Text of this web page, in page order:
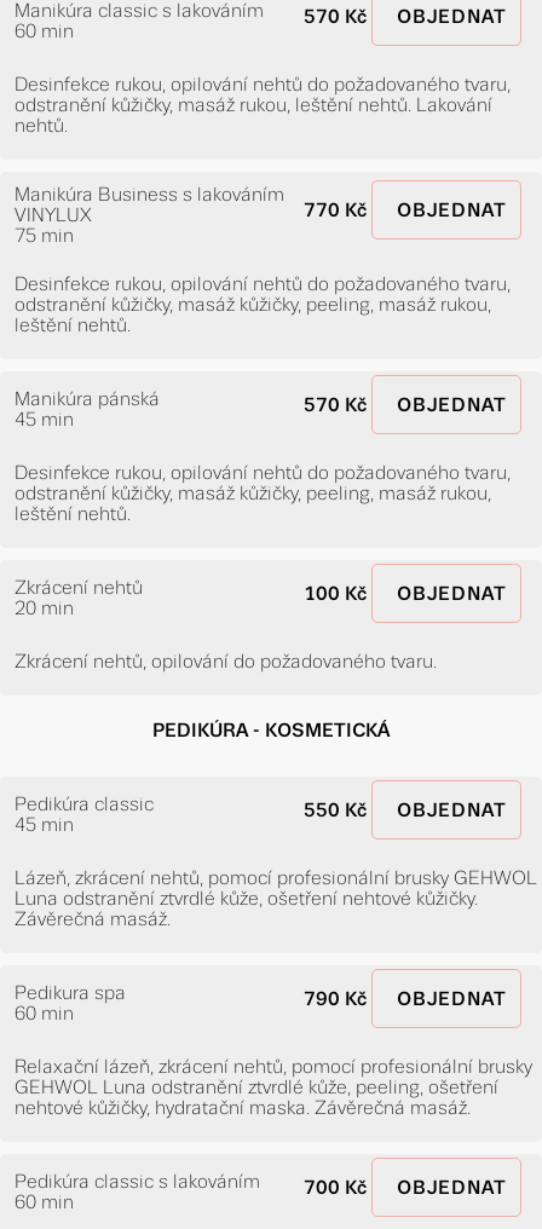
Manikúra classic s lakováním
60 min
570 Kč OBJEDNAT
Desinfekce rukou, opilování nehtů do požadovaného tvaru,
odstranění kůžičky, masáž rukou, leštění nehtů. Lakování
nehtů.
Manikúra Business s lakováním
VINYLUX
75 min
770 Kč OBJEDNAT
Desinfekce rukou, opilování nehtů do požadovaného tvaru,
odstranění kůžičky, masáž kůžičky, peeling, masáž rukou,
leštění nehtů.
Manikúra pánská
45 min
570 Kč OBJEDNAT
Desinfekce rukou, opilování nehtů do požadovaného tvaru,
odstranění kůžičky, masáž kůžičky, peeling, masáž rukou,
leštění nehtů.
Zkrácení nehtů
20 min
100 Kč OBJEDNAT
Zkrácení nehtů, opilování do požadovaného tvaru.
PEDIKÚRA - KOSMETICKÁ
Pedikúra classic
45 min
550 Kč OBJEDNAT
Lázeň, zkrácení nehtů, pomocí profesionální brusky GEHWOL
Luna odstranění ztvrdlé kůže, ošetření nehtové kůžičky.
Závěrečná masáž.
Pedikura spa
60 min
790 Kč OBJEDNAT
Relaxační lázeň, zkrácení nehtů, pomocí profesionální brusky
GEHWOL Luna odstranění ztvrdlé kůže, peeling, ošetření
nehtové kůžičky, hydratační maska. Závěrečná masáž.
Pedikúra classic s lakováním
60 min
700 Kč OBJEDNAT